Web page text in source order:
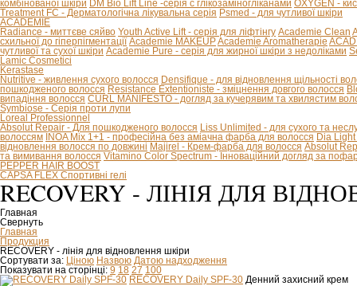
комбінованої шкіри DM Bio Lift Line -cерія с глікозаміногліканами OXYGEN -
Treatment FC - Дерматологічна лікувальна серія Psmed - для чутливої шкіри
ACADEMIE
Radiance - миттєве сяйво Youth Active Lift - серія для ліфтінгу Academie Clean
схильної до гіперпігментації Academie MAKEUPAcademie Aromatherapie
чутливої та сухої шкіри Academie Pure - серія для жирної шкіри з недоліками
Lamic Cosmetici
Kerastase
Nutritive - живлення сухого волосся Densifique - для відновлення щільності
пошкодженого волосся Resistance Extentioniste - зміцнення довгого волосся
випадіння волосся CURL MANIFESTO - догляд за кучерявим та хвилястим
Symbiose - Серія проти лупи
Loreal Professionnel
Absolut Repair - Для пошкодженого волосся Liss Unlimited - для сухого та
волоссям INOA Mix 1+1 - професійна без аміачна фарба для волосся Dia Light
відновлення волосся по довжині Majirel - Крем-фарба для волосся Absolut
та вимивання волосся Vitamino Color Spectrum - Інноваційний догляд за
PEPPER HAIR BOOST
CAPSA FLEX Спортивні гелі
RECOVERY - ЛІНІЯ ДЛЯ
Главная
Свернуть
Главная
Продукция
RECOVERY - лінія для відновлення шкіри
Сортувати за: Ціною Назвою Датою надходження
Показувати на сторінці: 9 18 27 100
RECOVERY Daily SPF-30 Денний захисний крем